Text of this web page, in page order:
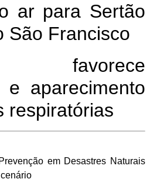
ar para Sertão
São Francisco
favorece
e aparecimento
respiratórias
em Desastres Naturais